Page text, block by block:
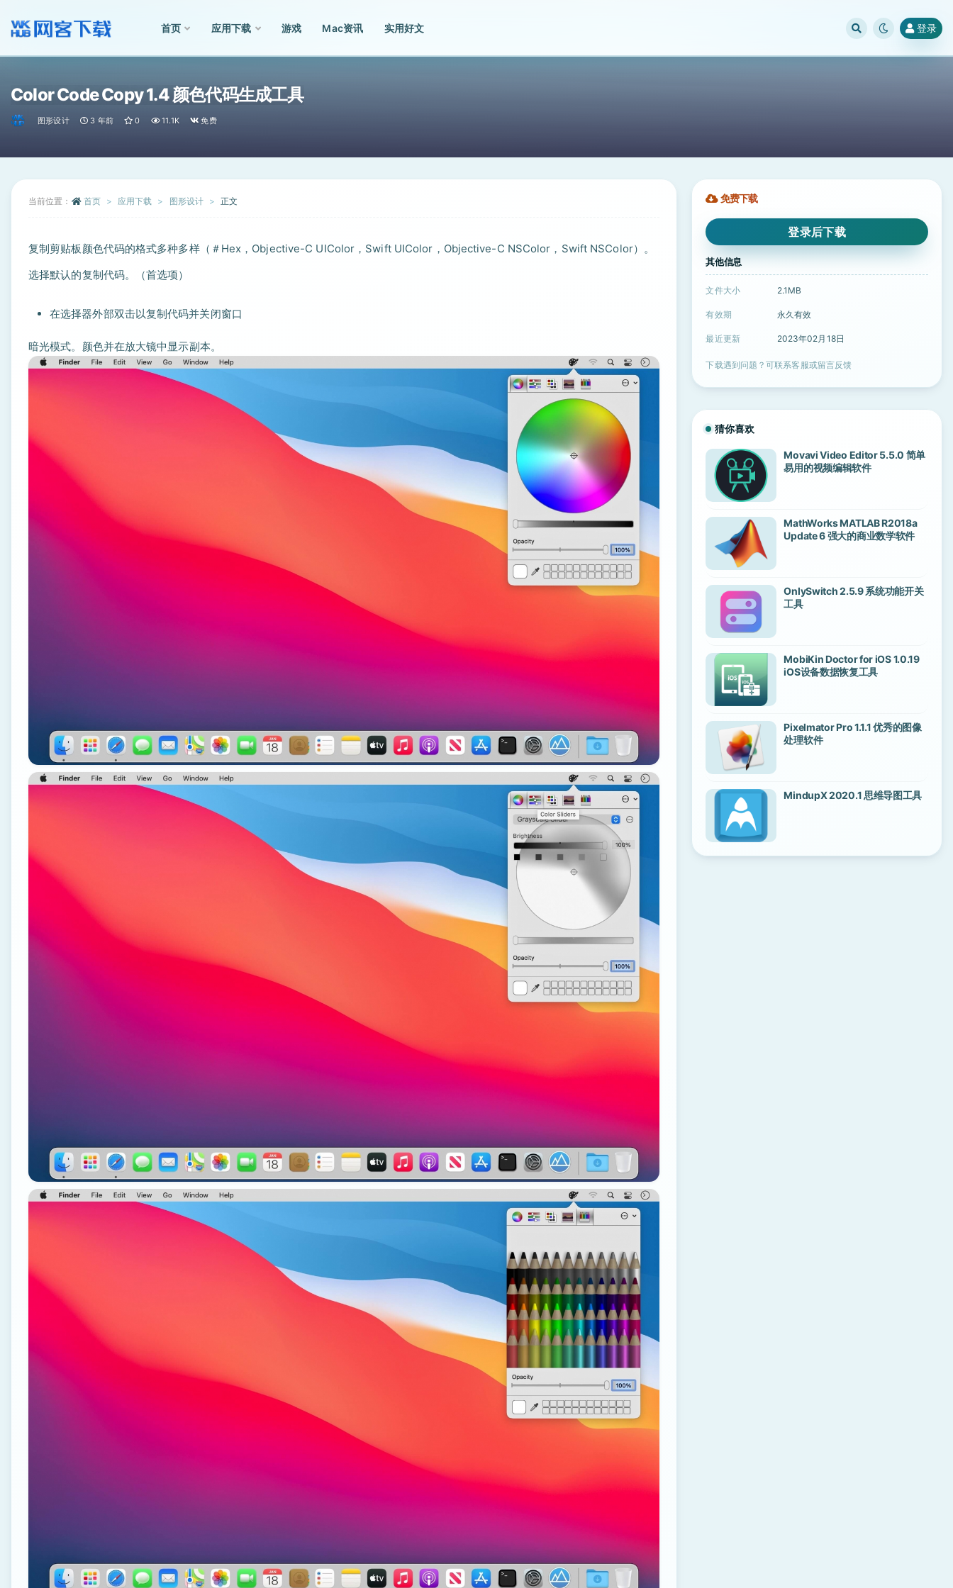
首页 应用下载 游戏 Mac资讯 实用好文 登录
Color Code Copy 1.4 颜色代码生成工具
图形设计 3 年前 0 11.1K 免费
当前位置： 首页 应用下载 图形设计 正文
复制剪贴板颜色代码的格式多种多样（＃Hex，Objective-C UIColor，Swift UIColor，Objective-C NSColor，Swift NSColor）。
选择默认的复制代码。（首选项）
在选择器外部双击以复制代码并关闭窗口
暗光模式。颜色并在放大镜中显示副本。
免费下载
登录后下载
其他信息
文件大小 2.1MB
有效期 永久有效
最近更新 2023年02月18日
下载遇到问题？可联系客服或留言反馈
猜你喜欢
Movavi Video Editor 5.5.0 简单
易用的视频编辑软件
MathWorks MATLAB R2018a
Update 6 强大的商业数学软件
OnlySwitch 2.5.9 系统功能开关
工具
MobiKin Doctor for iOS 1.0.19
iOS设备数据恢复工具
Pixelmator Pro 1.1.1 优秀的图像
处理软件
MindupX 2020.1 思维导图工具